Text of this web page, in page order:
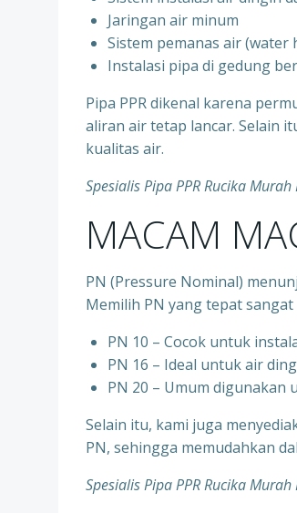
⁠Jaringan air minum
⁠Sistem pemanas air (water
⁠Instalasi pipa di gedung
Pipa PPR dikenal karena
aliran air tetap lancar. Selain
kualitas air.
Spesialis Pipa PPR Rucika
MACAM
PN (Pressure Nominal)
Memilih PN yang tepat
PN 10 – Cocok untuk
⁠PN 16 – Ideal untuk air
⁠PN 20 – Umum digunakan
Selain itu, kami juga
PN, sehingga memudahkan
Spesialis Pipa PPR Rucika